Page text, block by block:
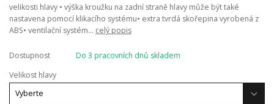
velikosti hlavy • výška kroužku na zadní straně hlavy může být také
nastavena pomocí klikacího systému• extra tvrdá skořepina vyrobená z
ABS• ventilační systém... celý popis
Dostupnost
Do 3 pracovních dnů skladem
Velikost hlavy